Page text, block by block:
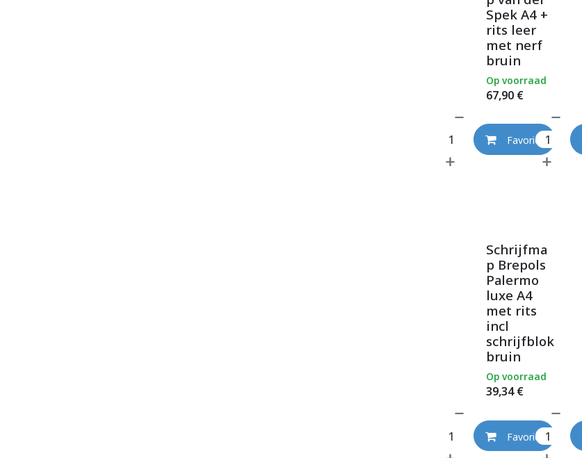
Spek A4 +
rits leer
met nerf
bruin
67,90 €
Op voorraad
Favoriet
Schrijfma
p Brepols
Palermo
luxe A4
met rits
incl
schrijfblok
bruin
39,34€
Op voorraad
Favoriet